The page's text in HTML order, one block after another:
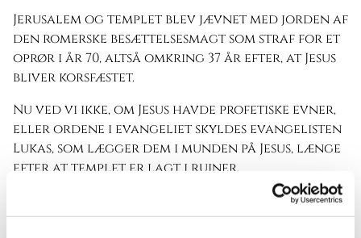
Jerusalem og templet blev jævnet med jorden af
den romerske besættelsesmagt som straf for et
oprør i år 70, altså omkring 37 år efter, at Jesus
bliver korsfæstet.
Nu ved vi ikke, om Jesus havde profetiske evner,
eller ordene i evangeliet skyldes evangelisten
Lukas, som lægger dem i munden på Jesus, længe
efter at templet er lagt i ruiner.
Men ét er sikkert: Alle, der læste Lukas’
evangelium, som blev til omkring år 90, ved, at